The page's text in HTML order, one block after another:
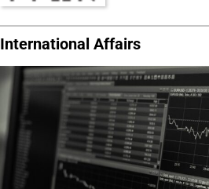
International Affairs